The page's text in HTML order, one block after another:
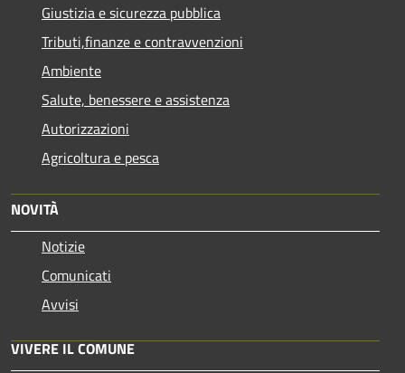
Giustizia e sicurezza pubblica
Tributi,finanze e contravvenzioni
Ambiente
Salute, benessere e assistenza
Autorizzazioni
Agricoltura e pesca
NOVITÀ
Notizie
Comunicati
Avvisi
VIVERE IL COMUNE